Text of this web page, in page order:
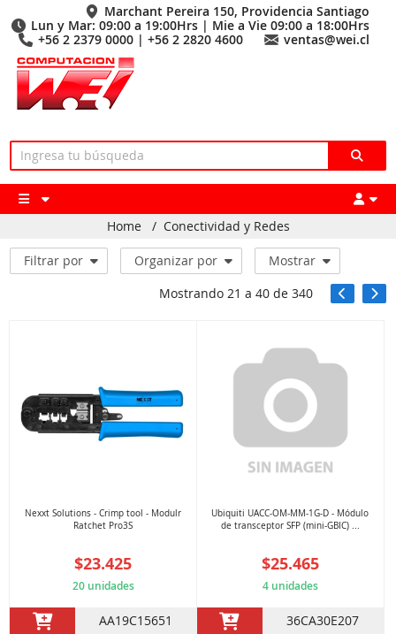
Marchant Pereira 150, Providencia Santiago
Lun y Mar: 09:00 a 19:00Hrs | Mie a Vie 09:00 a 18:00Hrs
+56 2 2379 0000 | +56 2 2820 4600
ventas@wei.cl
Home / Conectividad y Redes
Filtrar por Organizar por
Mostrar
Mostrando 21 a 40de 340
Nexxt Solutions - Crimp tool - Modulr
Ratchet Pro3S
$23.425
20 unidades
AA19C15651
Ubiquiti UACC-OM-MM-1G-D - Módulo
de transceptor SFP (mini-GBIC) ...
$25.465
4 unidades
36CA30E207